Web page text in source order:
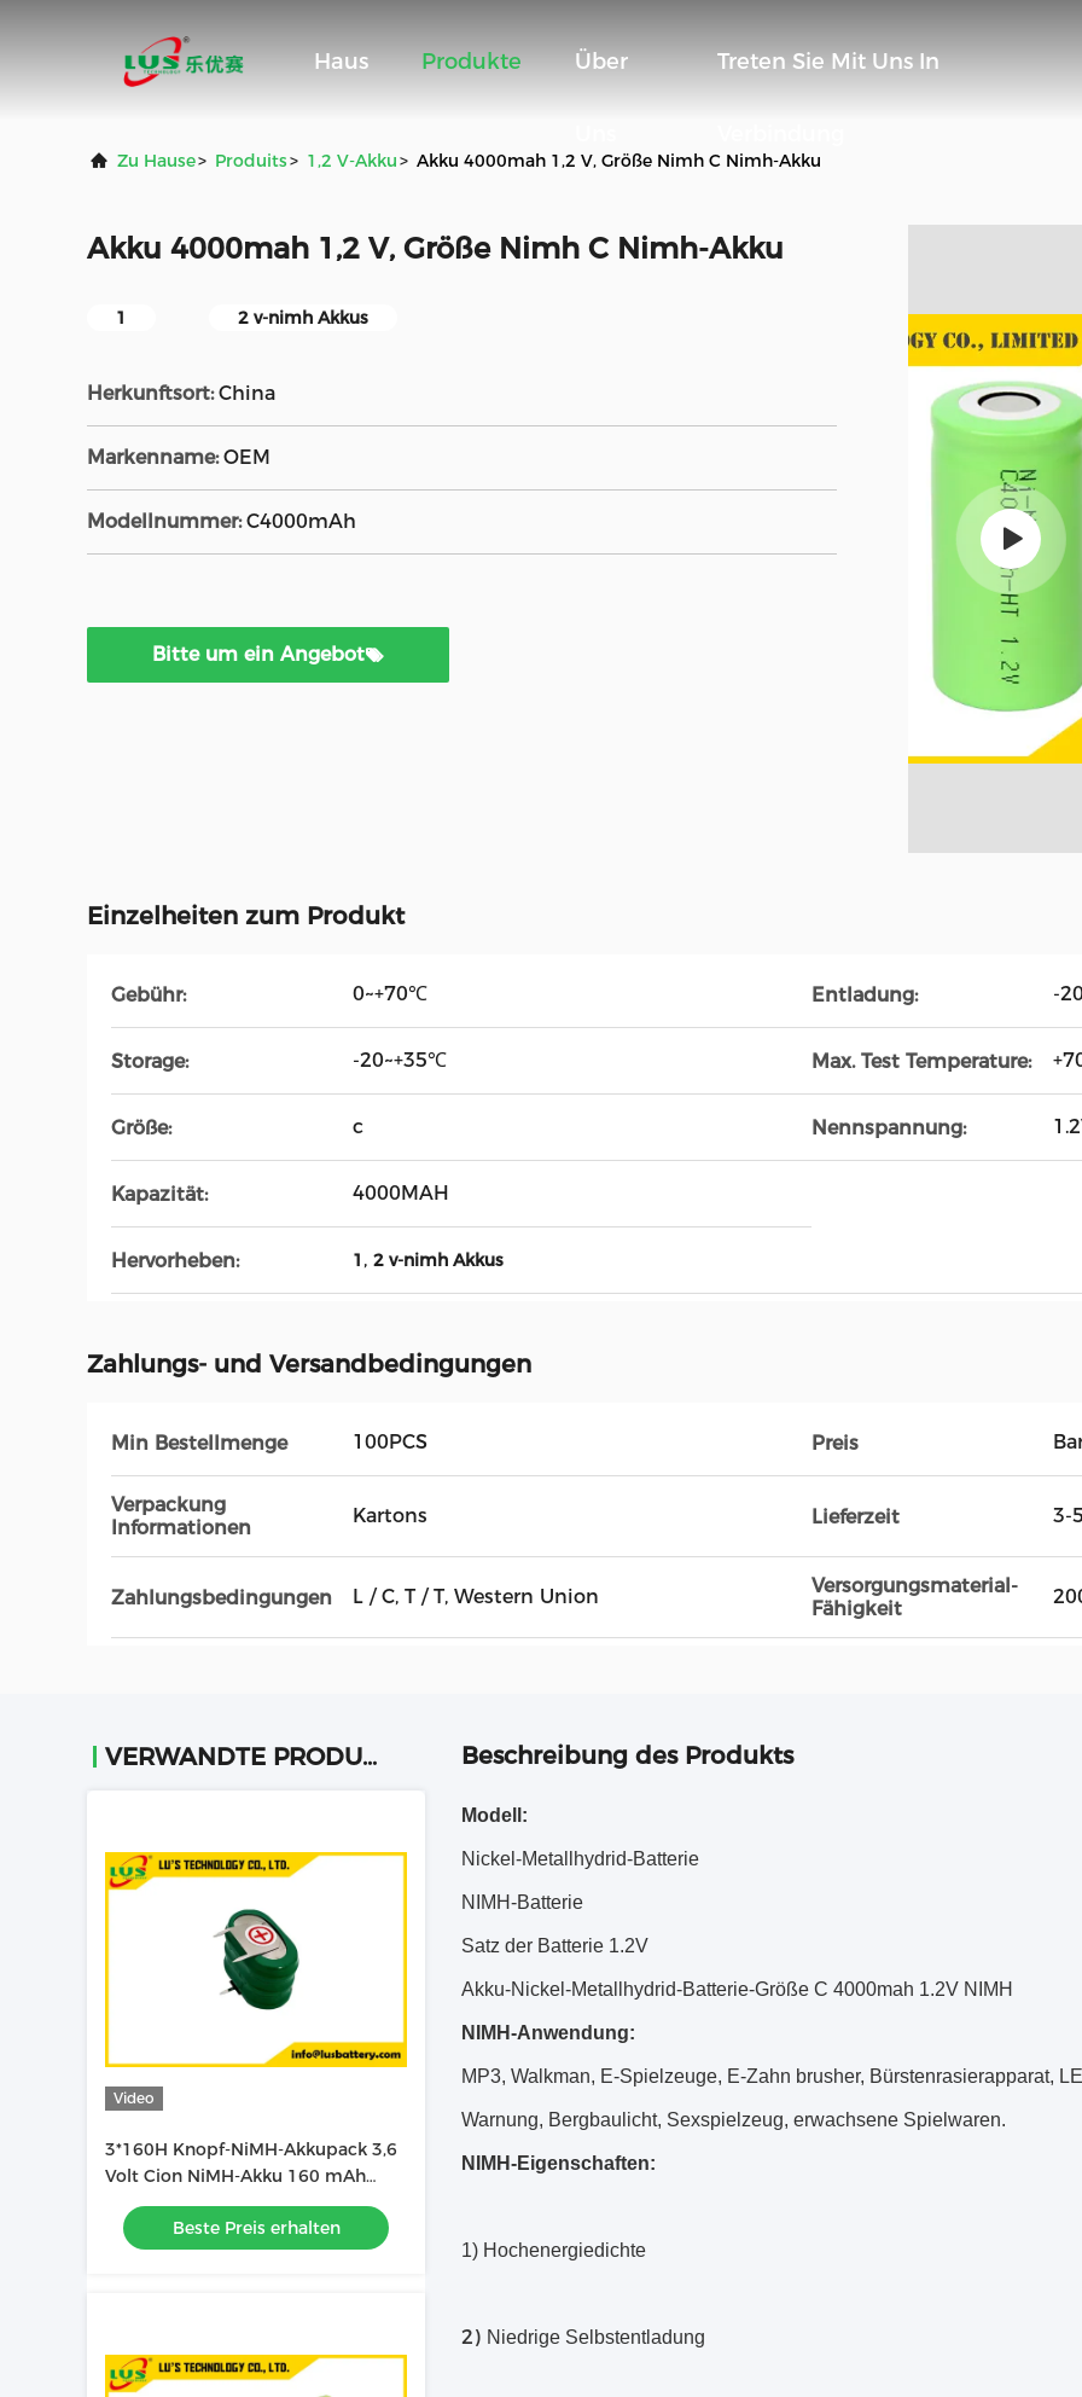
Haus Produkte Über Treten Sie Mit Uns In
Zu Hause> Produits> 1,2 V-Akku> Akku 4000mah 1,2 V, Größe Nimh C Nimh-Akku
Akku 4000mah 1,2 V, Größe Nimh C Nimh-Akku
1 2 v-nimh Akkus
Herkunftsort: China
Markenname: OEM
Modellnummer: C4000mAh
Bitte um ein Angebot
Einzelheiten zum Produkt
Gebühr: 0~+70℃ Entladung: -
Storage: -20~+35℃ Max. Test Temperature:
Größe: c Nennspannung:
Kapazität: 4000MAH
Hervorheben: 1 , 2 v-nimh Akkus
Zahlungs- und Versandbedingungen
Min Bestellmenge 100PCS Preis
Verpackung
Informationen
Kartons Lieferzeit 3-
Zahlungsbedingungen L / C, T / T, Western Union
Versorgungsmaterial-
Fähigkeit
VERWANDTE PRODUKTE
Video
3*160H Knopf-NiMH-Akkupack 3,6
Volt Cion NiMH-Akku 160 mAh
160H Akku
Beste Preis erhalten
Beschreibung des Produkts
Modell:
Nickel-Metallhydrid-Batterie
NIMH-Batterie
Satz der Batterie 1.2V
Akku-Nickel-Metallhydrid-Batterie-Größe C 4000mah 1.2V NIMH
NIMH-Anwendung:
MP3, Walkman, E-Spielzeuge, E-Zahn brusher, Bürstenrasierapparat,
Warnung, Bergbaulicht, Sexspielzeug, erwachsene Spielwaren.
NIMH-Eigenschaften:
1) Hochenergiedichte
2) Niedrige Selbstentladung